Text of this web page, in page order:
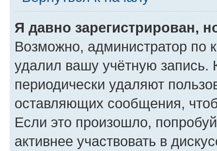
Я давно зарегистрирован,
Возможно, администратор по
удалил вашу учётную запись.
периодически удаляют
оставляющих сообщения,
Если это произошло,
активнее участвовать в